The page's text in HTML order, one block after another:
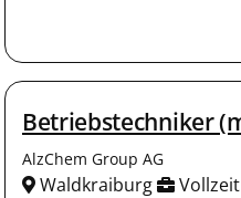
Betriebstechniker
AlzChem Group AG
Waldkraiburg Vollzeit